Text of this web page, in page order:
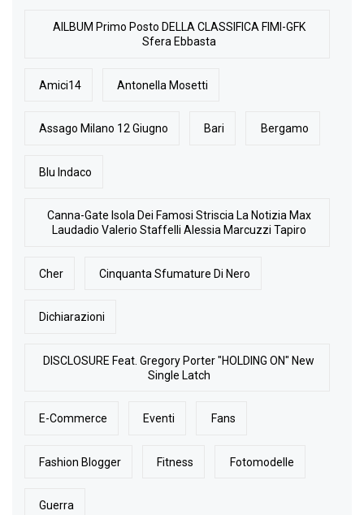
AlLBUM Primo Posto DELLA CLASSIFICA FIMI-GFK
Sfera Ebbasta
Amici14 Antonella Mosetti
Assago Milano 12 Giugno Bari Bergamo
Blu Indaco
Canna-Gate Isola Dei Famosi Striscia La Notizia Max
Laudadio Valerio Staffelli Alessia Marcuzzi Tapiro
Cher Cinquanta Sfumature Di Nero
Dichiarazioni
DISCLOSURE Feat. Gregory Porter "HOLDING ON" New
Single Latch
E-Commerce Eventi Fans
Fashion Blogger Fitness Fotomodelle
Guerra